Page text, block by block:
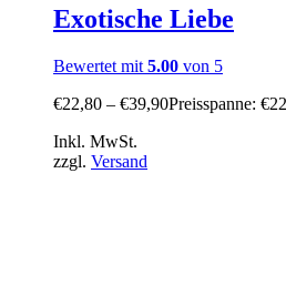
Exotische Liebe
Bewertet mit 5.00 von 5
€22,80 – €39,90Preisspanne:
Inkl. MwSt.
zzgl. Versand